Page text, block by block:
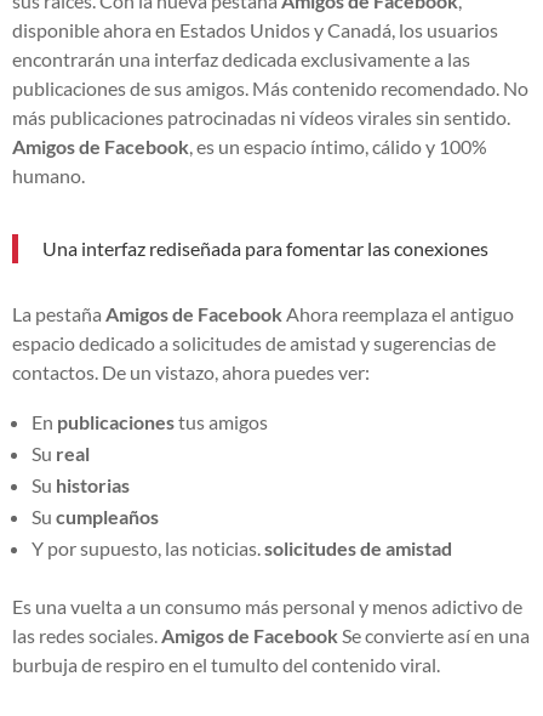
disponible ahora en Estados Unidos y Canadá, los usuarios
encontrarán una interfaz dedicada exclusivamente a las
publicaciones de sus amigos. Más contenido recomendado. No
más publicaciones patrocinadas ni vídeos virales sin sentido.
Amigos de Facebook , es un espacio íntimo, cálido y 100%
humano.
Una interfaz rediseñada para fomentar las conexiones
La pestaña Amigos de Facebook Ahora reemplaza el antiguo
espacio dedicado a solicitudes de amistad y sugerencias de
contactos. De un vistazo, ahora puedes ver:
En publicacionestus amigos
Su real
Su historias
Su cumpleaños
Y por supuesto, las noticias. solicitudes de amistad
Es una vuelta a un consumo más personal y menos adictivo de
las redes sociales. Amigos de Facebook Se convierte así en una
burbuja de respiro en el tumulto del contenido viral.